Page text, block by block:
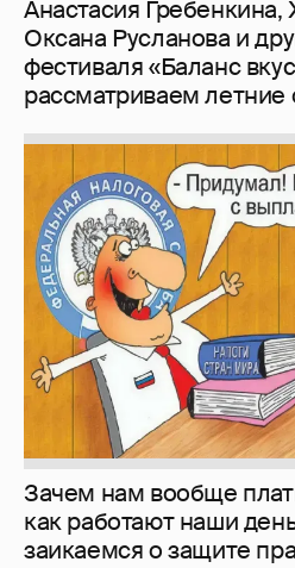
Анастасия
Оксана Русланова и
фестиваля «Баланс
рассматриваем летние
Зачем нам вообще
как работают наши
заикаемся о защите